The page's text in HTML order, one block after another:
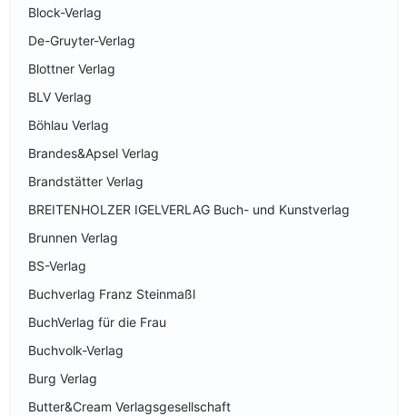
Block-Verlag
De-Gruyter-Verlag
Blottner Verlag
BLV Verlag
Böhlau Verlag
Brandes&Apsel Verlag
Brandstätter Verlag
BREITENHOLZER IGELVERLAG Buch- und Kunstverlag
Brunnen Verlag
BS-Verlag
Buchverlag Franz Steinmaßl
BuchVerlag für die Frau
Buchvolk-Verlag
Burg Verlag
Butter&Cream Verlagsgesellschaft